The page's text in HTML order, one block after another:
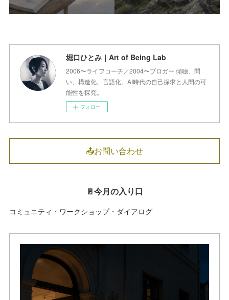
堀口ひとみ｜Art of Being Lab
2006〜ライフコーチ／2004〜ブロガー 傾聴、問
い、構造化、言語化。AI時代の自己探求と人間の可
能性を探究。
フォロー
📤お問い合わせ
🚪今月の入り口
コミュニティ・ワークショップ・ダイアログ